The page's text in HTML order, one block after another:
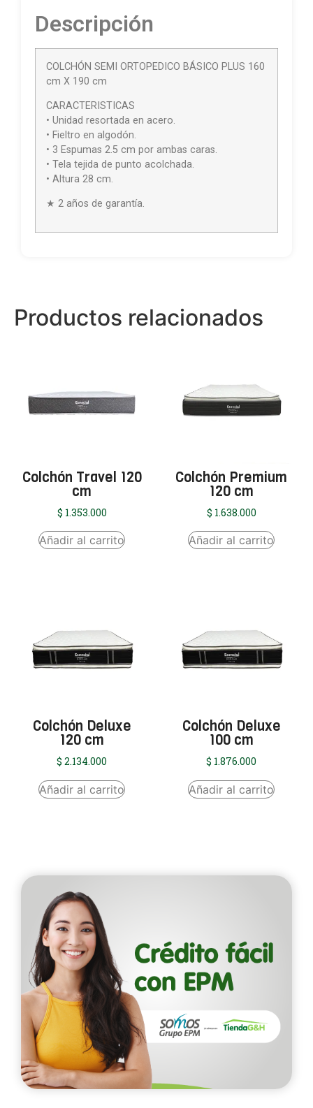
Descripción
COLCHÓN SEMI ORTOPEDICO BÁSICO PLUS 160
cm X 190 cm
CARACTERISTICAS
• Unidad resortada en acero.
• Fieltro en algodón.
• 3 Espumas 2.5 cm por ambas caras.
• Tela tejida de punto acolchada.
• Altura 28 cm.
★ 2 años de garantía.
Productos relacionados
Colchón Travel 120
cm
$ 1.353.000
Añadir al carrito
Colchón Premium
120 cm
$ 1.638.000
Añadir al carrito
Colchón Deluxe
120 cm
$ 2.134.000
Añadir al carrito
Colchón Deluxe
100 cm
$ 1.876.000
Añadir al carrito